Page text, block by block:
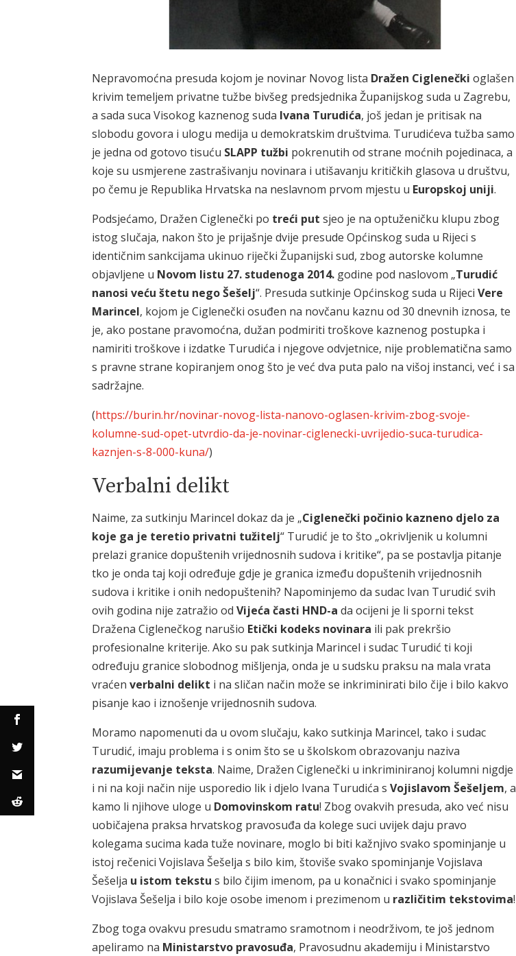
Nepravomoćna presuda kojom je novinar Novog lista Dražen Ciglenečki oglašen
krivim temeljem privatne tužbe bivšeg predsjednika Županijskog suda u Zagrebu,
a sada suca Visokog kaznenog suda Ivana Turudića, još jedan je pritisak na
slobodu govora i ulogu medija u demokratskim društvima. Turudićeva tužba samo
je jedna od gotovo tisuću SLAPP tužbi pokrenutih od strane moćnih pojedinaca, a
koje su usmjerene zastrašivanju novinara i utišavanju kritičkih glasova u društvu,
po čemu je Republika Hrvatska na neslavnom prvom mjestu u Europskoj uniji.
Podsjećamo, Dražen Ciglenečki po treći put sjeo je na optuženičku klupu zbog
istog slučaja, nakon što je prijašnje dvije presude Općinskog suda u Rijeci s
identičnim sankcijama ukinuo riječki Županijski sud, zbog autorske kolumne
objavljene u Novom listu 27. studenoga 2014. godine pod naslovom „Turudić
nanosi veću štetu nego Šešelj“. Presuda sutkinje Općinskog suda u RijeciVere
Marincel, kojom je Ciglenečki osuđen na novčanu kaznu od 30 dnevnih iznosa, te
je, ako postane pravomoćna, dužan podmiriti troškove kaznenog postupka i
namiriti troškove i izdatke Turudića i njegove odvjetnice, nije problematična samo
s pravne strane kopiranjem onog što je već dva puta palo na višoj instanci, već i sa
sadržajne.
(https://burin.hr/novinar-novog-lista-nanovo-oglasen-krivim-zbog-svoje-
kolumne-sud-opet-utvrdio-da-je-novinar-ciglenecki-uvrijedio-suca-turudica-
kaznjen-s-8-000-kuna/)
Verbalni delikt
Naime, za sutkinju Marincel dokaz da je „Ciglenečki počinio kazneno djelo za
koje ga je teretio privatni tužitelj“ Turudić je to što „okrivljenik u kolumni
prelazi granice dopuštenih vrijednosnih sudova i kritike“, pa se postavlja pitanje
tko je onda taj koji određuje gdje je granica između dopuštenih vrijednosnih
sudova i kritike i onih nedopuštenih? Napominjemo da sudac Ivan Turudić svih
ovih godina nije zatražio odVijeća časti HND-a da ocijeni je li sporni tekst
Dražena Ciglenečkog narušio Etički kodeks novinara ili pak prekršio
profesionalne kriterije. Ako su pak sutkinja Marincel i sudac Turudić ti koji
određuju granice slobodnog mišljenja, onda je u sudsku praksu na mala vrata
vraćenverbalni delikt i na sličan način može se inkriminirati bilo čije i bilo kakvo
pisanje kao i iznošenje vrijednosnih sudova.
Moramo napomenuti da u ovom slučaju, kako sutkinja Marincel, tako i sudac
Turudić, imaju problema i s onim što se u školskom obrazovanju naziva
razumijevanje teksta. Naime, Dražen Ciglenečki u inkriminiranoj kolumni nigdje
i ni na koji način nije usporedio lik i djelo Ivana Turudića sVojislavom Šešeljem, a
kamo li njihove uloge u Domovinskom ratu! Zbog ovakvih presuda, ako već nisu
uobičajena praksa hrvatskog pravosuđa da kolege suci uvijek daju pravo
kolegama sucima kada tuže novinare, moglo bi biti kažnjivo svako spominjanje u
istoj rečenici Vojislava Šešelja s bilo kim, štoviše svako spominjanje Vojislava
Šešelja u istom tekstu s bilo čijim imenom, pa u konačnici i svako spominjanje
Vojislava Šešelja i bilo koje osobe imenom i prezimenom u različitim tekstovima!
Zbog toga ovakvu presudu smatramo sramotnom i neodrživom, te još jednom
apeliramo na Ministarstvo pravosuđa, Pravosudnu akademiju i Ministarstvo